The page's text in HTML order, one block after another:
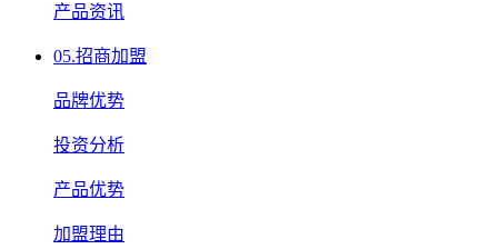
产品资讯
05.招商加盟
品牌优势
投资分析
产品优势
加盟理由